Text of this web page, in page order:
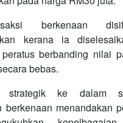
berkenaan
kerana ia
berbanding nilai
bebas.
strategik ke dalam
berkenaan menandakan